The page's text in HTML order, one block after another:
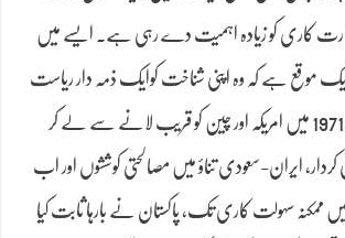
کاری کو زیادہ اہمیت دے رہی ہے۔ ایسے میں
موقع ہے کہ وہ اپنی شناخت کوایک ذمہ دار ریاست
کے طور پر منوانے ۔ 1971 میں امریکہ اور چین کو قریب لانے سے لے کر
کردار، ایران-سعودی تناؤ میں مصالحتی کوششوں اور اب
ممکنہ سہولت کاری تک، پاکستان نے بارہا ثابت کیا